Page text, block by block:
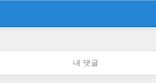
내 댓글